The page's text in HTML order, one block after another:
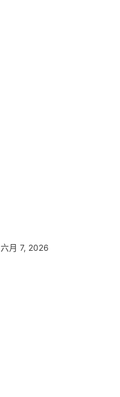
六月 7, 2026